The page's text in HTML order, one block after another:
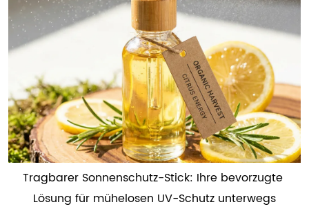
Tragbarer Sonnenschutz-Stick: Ihre bevorzugte
Lösung für mühelosen UV-Schutz unterwegs